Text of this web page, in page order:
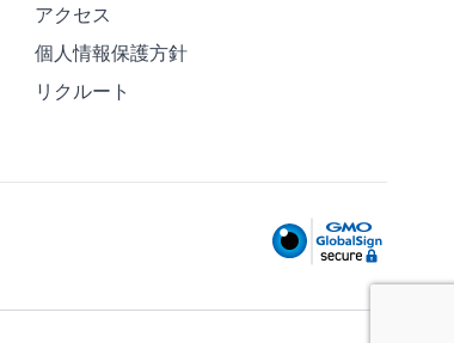
アクセス
個人情報保護方針
リクルート